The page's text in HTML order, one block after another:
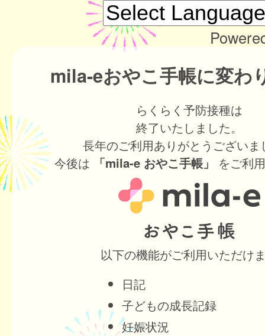
mila-eおやこ手帳に変わ
らくらく予防接種は
終了いたしました。
長年のご利用ありがとうございま
今後は
「mila-e おやこ手帳」 をご利
以下の機能がご利用いただけ
日記
子どもの成長記録
妊娠状況